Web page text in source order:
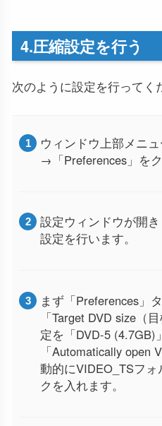
4.圧縮設定を行う
次のように設定を行ってく
ウィンドウ上部メニ
→「Preferences」をク
設定ウィンドウが開
設定を行います。
まず「Preferences」
「Target DVD size（
定を「DVD-5 (4.7GB)
「Automatically open
動的にVIDEO_TSフ
クを入れます。